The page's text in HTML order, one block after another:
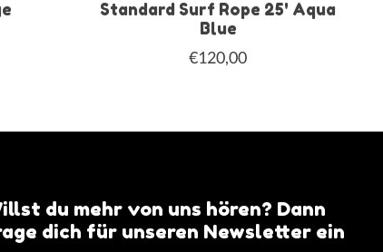
Standard Surf Rope 25' Aqua
Blue
€120,00
du mehr von uns hören? Dann
dich für unseren Newsletter ein